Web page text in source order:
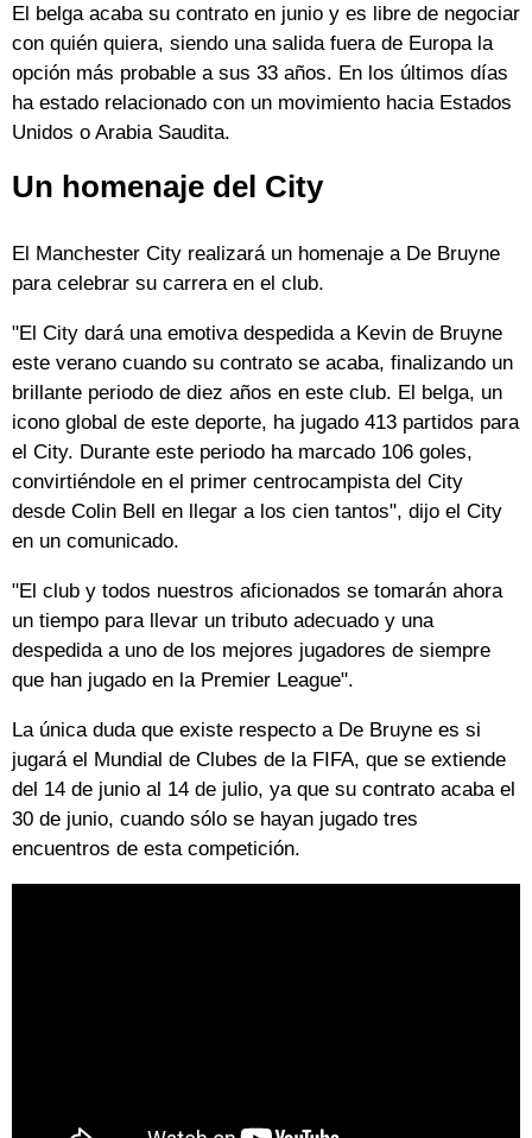
El belga acaba su contrato en junio y es libre de negociar
con quién quiera, siendo una salida fuera de Europa la
opción más probable a sus 33 años. En los últimos días
ha estado relacionado con un movimiento hacia Estados
Unidos o Arabia Saudita.
Un homenaje del City
El Manchester City realizará un homenaje a De Bruyne
para celebrar su carrera en el club.
"El City dará una emotiva despedida a Kevin de Bruyne
este verano cuando su contrato se acaba, finalizando un
brillante periodo de diez años en este club. El belga, un
icono global de este deporte, ha jugado 413 partidos para
el City. Durante este periodo ha marcado 106 goles,
convirtiéndole en el primer centrocampista del City
desde Colin Bell en llegar a los cien tantos", dijo el City
en un comunicado.
"El club y todos nuestros aficionados se tomarán ahora
un tiempo para llevar un tributo adecuado y una
despedida a uno de los mejores jugadores de siempre
que han jugado en la Premier League".
La única duda que existe respecto a De Bruyne es si
jugará el Mundial de Clubes de la FIFA, que se extiende
del 14 de junio al 14 de julio, ya que su contrato acaba el
30 de junio, cuando sólo se hayan jugado tres
encuentros de esta competición.